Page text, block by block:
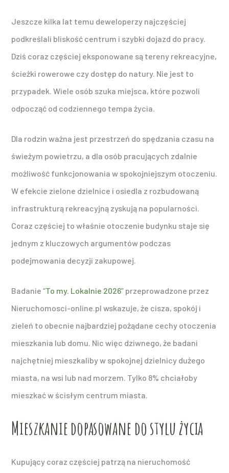
Jeszcze kilka lat temu deweloperzy najczęściej
podkreślali bliskość centrum i szybki dojazd do pracy.
Dziś coraz częściej eksponowane są tereny rekreacyjne,
ścieżki rowerowe czy dostęp do natury. Nie jest to
przypadek. Wiele osób szuka miejsca, które pozwoli
odpocząć od codziennego tempa życia.
Dla rodzin ważna jest przestrzeń do spędzania czasu na
świeżym powietrzu, a dla osób pracujących zdalnie
możliwość funkcjonowania w spokojniejszym otoczeniu.
W efekcie zielone dzielnice i osiedla z rozbudowaną
infrastrukturą rekreacyjną zyskują na popularności.
Coraz częściej to właśnie otoczenie budynku staje się
jednym z kluczowych argumentów podczas
podejmowania decyzji zakupowej.
Badanie “To my. Lokalnie 2026” przeprowadzone przez
Nieruchomosci-online.pl wskazuje, że cisza, spokój i
zieleń to obecnie najbardziej pożądane cechy otoczenia
mieszkania lub domu. Nic więc dziwnego, że badani
najchętniej mieszkaliby w spokojnej dzielnicy dużego
miasta, na wsi lub nad morzem. Tylko 8% chciałoby
mieszkać w ścisłym centrum miasta.
Mieszkanie dopasowane do stylu życia
Kupujący coraz częściej patrzą na nieruchomość